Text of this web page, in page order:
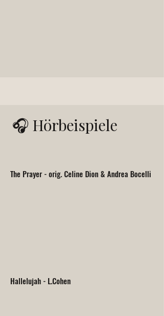
🎧 Hörbeispiele
The Prayer - orig. Celine Dion & Andrea Bocelli
Hallelujah - L.Cohen